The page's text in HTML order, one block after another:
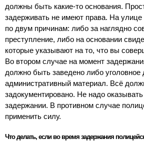
должны быть какие-то основания.
задерживать не имеют права. На улице
по двум причинам: либо за наглядно
преступление, либо на основании
которые указывают на то, что вы
Во втором случае на момент
должно быть заведено либо уголовное
административный материал. Всё
задокументировано. Не надо
задержании. В противном случае
применить силу.
Что делать, если во время задержания